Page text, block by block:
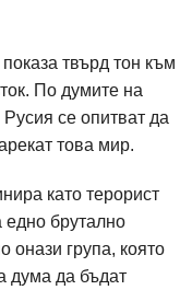
твърд тон към
По думите на
се опитват да
това мир.
като терорист
едно брутално
онази група, която
дума да бъдат